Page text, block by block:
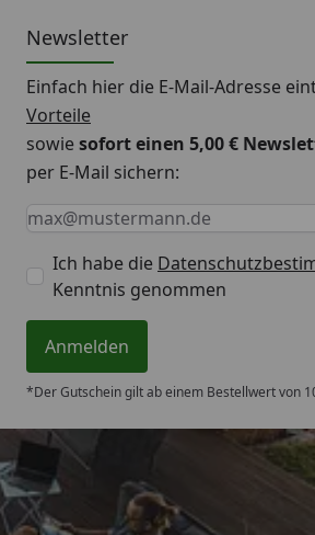
Newsletter
Einfach hier die E-Mail-Adresse
Vorteile
sowiesofort einen 5,00 €
per E-Mail sichern:
Keine Eingabe erforderlich
Eingabe erforderlich
E-Mail *
Ich habe die
Kenntnis genommen
Anmelden
*Der Gutschein gilt ab einem Bestellwert von
Trusted Shops